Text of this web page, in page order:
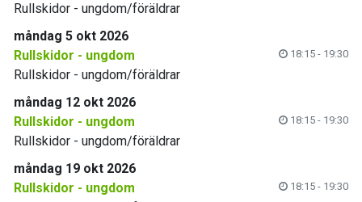
Rullskidor - ungdom/föräldrar
måndag 5 okt 2026
Rullskidor - ungdom
18:15 - 19:30
Rullskidor - ungdom/föräldrar
måndag 12 okt 2026
Rullskidor - ungdom
18:15 - 19:30
Rullskidor - ungdom/föräldrar
måndag 19 okt 2026
Rullskidor - ungdom
18:15 - 19:30